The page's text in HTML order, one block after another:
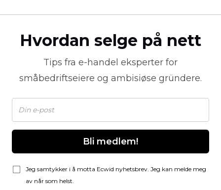
Hvordan selge på nett
Tips fra e-handel eksperter for
småbedriftseiere og ambisiøse gründere.
Bli medlem!
Jeg samtykker i å motta Ecwid nyhetsbrev. Jeg kan melde meg
av når som helst.